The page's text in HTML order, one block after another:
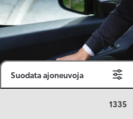
Suodata ajoneuvoja
1335